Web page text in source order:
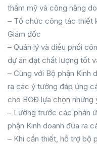
thẩm mỹ và công năng
– Tổ chức công tác thiết
Giám đốc
– Quản lý và điều phối
dự án đạt chất lượng tốt
– Cùng với Bộ phận Kinh
ra các ý tưởng đáp ứng
cho BGĐ lựa chọn những
– Lường trước các phản
phận Kinh doanh đưa ra
– Khi cần thiết, hỗ trợ bộ